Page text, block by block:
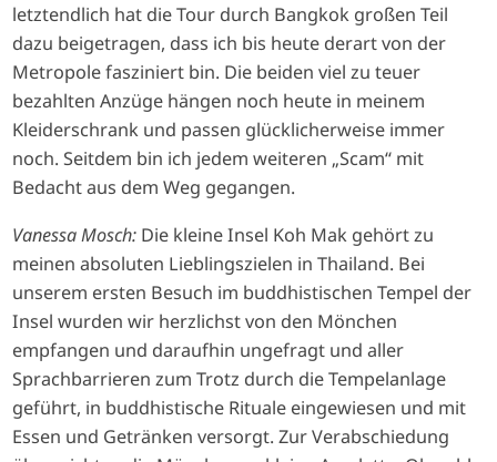
letztendlich hat die Tour durch Bangkok großen Teil
dazu beigetragen, dass ich bis heute derart von der
Metropole fasziniert bin. Die beiden viel zu teuer
bezahlten Anzüge hängen noch heute in meinem
Kleiderschrank und passen glücklicherweise immer
noch. Seitdem bin ich jedem weiteren „Scam“ mit
Bedacht aus dem Weg gegangen.
Vanessa Mosch: Die kleine Insel Koh Mak gehört zu
meinen absoluten Lieblingszielen in Thailand. Bei
unserem ersten Besuch im buddhistischen Tempel der
Insel wurden wir herzlichst von den Mönchen
empfangen und daraufhin ungefragt und aller
Sprachbarrieren zum Trotz durch die Tempelanlage
geführt, in buddhistische Rituale eingewiesen und mit
Essen und Getränken versorgt. Zur Verabschiedung